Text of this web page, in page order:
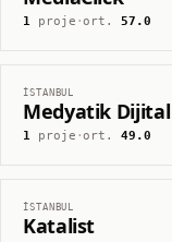
1proje ·ort.57.0
İSTANBUL
Medyatik Dijital
1proje ·ort.49.0
İSTANBUL
Katalist